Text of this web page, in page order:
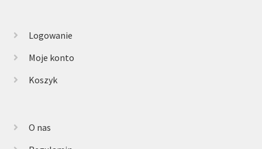
Logowanie
Moje konto
Koszyk
O nas